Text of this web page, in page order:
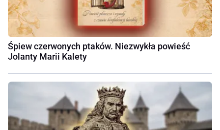
Śpiew czerwonych ptaków. Niezwykła powieść
Jolanty Marii Kalety